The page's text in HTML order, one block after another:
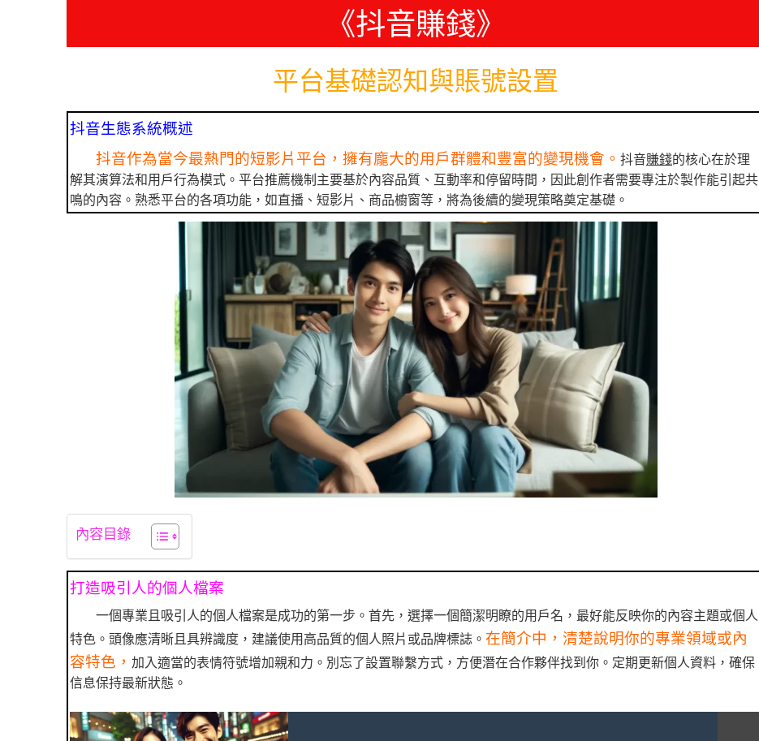
《抖音賺錢》
平台基礎認知與賬號設置
抖音生態系統概述
抖音作為當今最熱門的短影片平台，擁有龐大的用戶群體和豐富的變現機會。 抖音賺錢的核心在於理
解其演算法和用戶行為模式。平台推薦機制主要基於內容品質、互動率和停留時間，因此創作者需要專注於製作能引起共
鳴的內容。熟悉平台的各項功能，如直播、短影片、商品櫥窗等，將為後續的變現策略奠定基礎。
內容目錄
打造吸引人的個人檔案
一個專業且吸引人的個人檔案是成功的第一步。首先，選擇一個簡潔明瞭的用戶名，最好能反映你的內容主題或個人
特色。頭像應清晰且具辨識度，建議使用高品質的個人照片或品牌標誌。 在簡介中，清楚說明你的專業領域或內
容特色， 加入適當的表情符號增加親和力。別忘了設置聯繫方式，方便潛在合作夥伴找到你。定期更新個人資料，確保
信息保持最新狀態。